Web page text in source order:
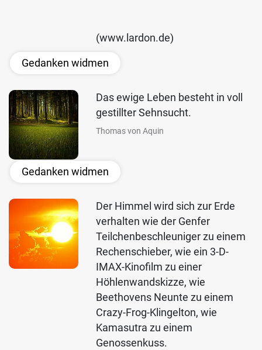
(www.lardon.de)
Gedanken widmen
Das ewige Leben besteht in voll
gestillter Sehnsucht.
Thomas von Aquin
Gedanken widmen
Der Himmel wird sich zur Erde
verhalten wie der Genfer
Teilchenbeschleuniger zu einem
Rechenschieber, wie ein 3-D-
IMAX-Kinofilm zu einer
Höhlenwandskizze, wie
Beethovens Neunte zu einem
Crazy-Frog-Klingelton, wie
Kamasutra zu einem
Genossenkuss.